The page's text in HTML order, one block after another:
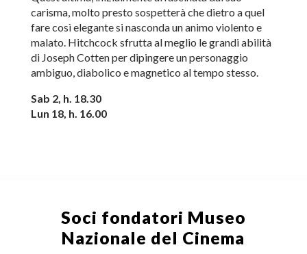
carisma, molto presto sospetterà che dietro a quel
fare così elegante si nasconda un animo violento e
malato. Hitchcock sfrutta al meglio le grandi abilità
di Joseph Cotten per dipingere un personaggio
ambiguo, diabolico e magnetico al tempo stesso.
Sab 2, h. 18.30
Lun 18, h. 16.00
Soci fondatori Museo
Nazionale del Cinema